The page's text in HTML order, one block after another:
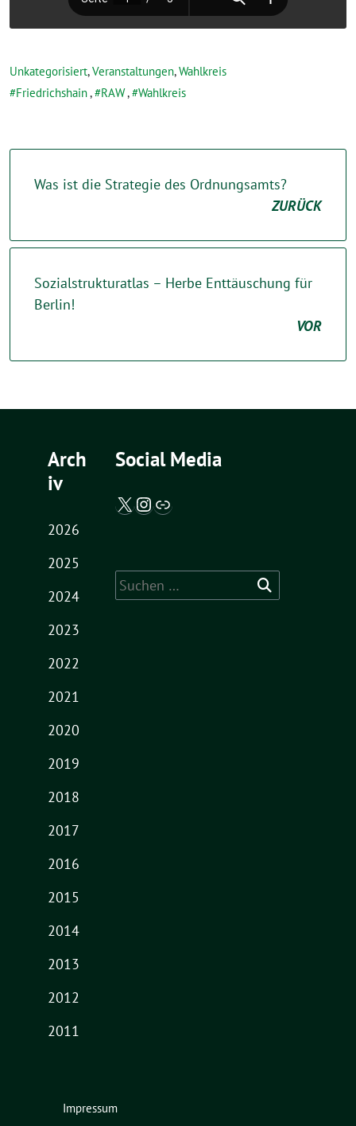
Unkategorisiert,Veranstaltungen,Wahlkreis
Friedrichshain, RAW, Wahlkreis
Was ist die Strategie des Ordnungsamts?
ZURÜCK
Sozialstrukturatlas – Herbe Enttäuschung für
Berlin!
VOR
Arch
iv
2026
2025
2024
2023
2022
2021
2020
2019
2018
2017
2016
2015
2014
2013
2012
2011
Social Media
X / Twitter
Instagram
Abgeordnetenwatch
Suche
nach:
Impressum